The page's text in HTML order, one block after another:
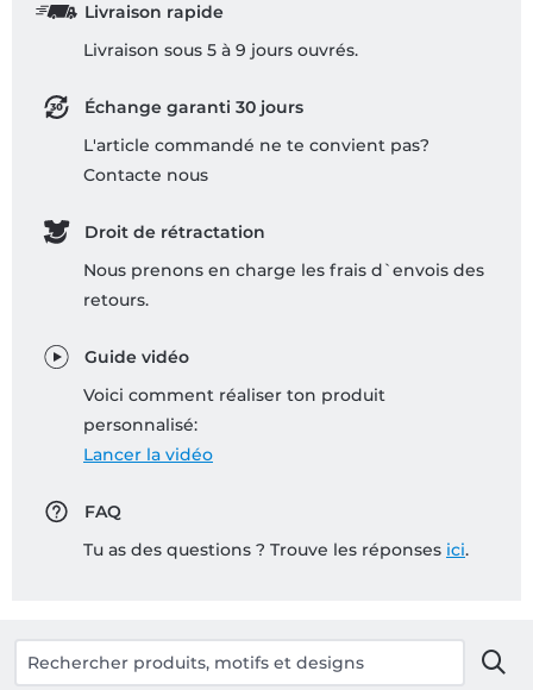
Livraison rapide
Livraison sous 5 à 9 jours ouvrés.
Échange garanti 30 jours
L'article commandé ne te convient pas?
Contacte nous
Droit de rétractation
Nous prenons en charge les frais d`envois des
retours.
Guide vidéo
Voici comment réaliser ton produit
personnalisé:
Lancer la vidéo
FAQ
Tu as des questions ? Trouve les réponses ici.